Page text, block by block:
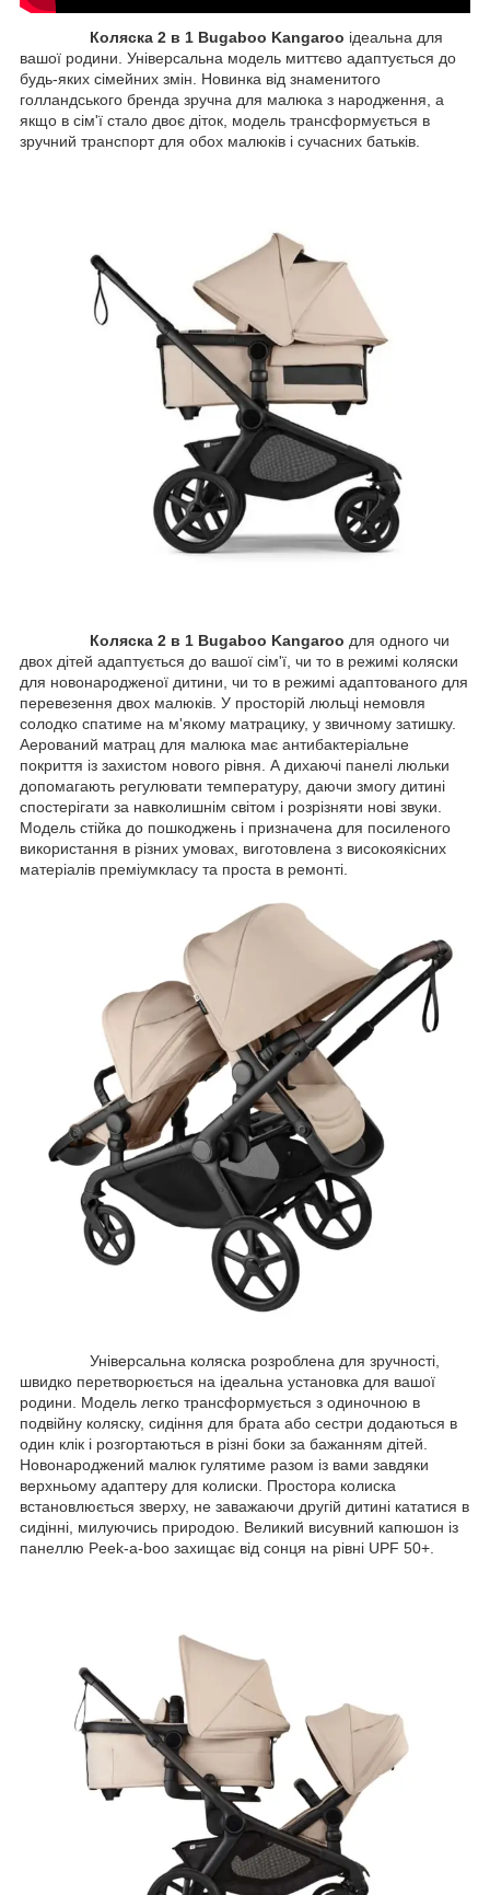
Коляска 2 в 1 Bugaboo Kangaroo ідеальна для
вашої родини. Універсальна модель миттєво адаптується до
будь-яких сімейних змін. Новинка від знаменитого
голландського бренда зручна для малюка з народження, а
якщо в сім'ї стало двоє діток, модель трансформується в
зручний транспорт для обох малюків і сучасних батьків.
Коляска 2 в 1 Bugaboo Kangaroo для одного чи
двох дітей адаптується до вашої сім'ї, чи то в режимі коляски
для новонародженої дитини, чи то в режимі адаптованого для
перевезення двох малюків. У просторій люльці немовля
солодко спатиме на м'якому матрацику, у звичному затишку.
Аерований матрац для малюка має антибактеріальне
покриття із захистом нового рівня. А дихаючі панелі люльки
допомагають регулювати температуру, даючи змогу дитині
спостерігати за навколишнім світом і розрізняти нові звуки.
Модель стійка до пошкоджень і призначена для посиленого
використання в різних умовах, виготовлена з високоякісних
матеріалів преміумкласу та проста в ремонті.
Універсальна коляска розроблена для зручності,
швидко перетворюється на ідеальна установка для вашої
родини. Модель легко трансформується з одиночною в
подвійну коляску, сидіння для брата або сестри додаються в
один клік і розгортаються в різні боки за бажанням дітей.
Новонароджений малюк гулятиме разом із вами завдяки
верхньому адаптеру для колиски. Простора колиска
встановлюється зверху, не заважаючи другій дитині кататися в
сидінні, милуючись природою. Великий висувний капюшон із
панеллю Peek-a-boo захищає від сонця на рівні UPF 50+.